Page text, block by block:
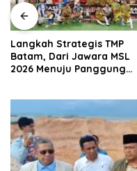
Langkah Strategis TMP
Batam, Dari Jawara MSL
2026 Menuju Panggung